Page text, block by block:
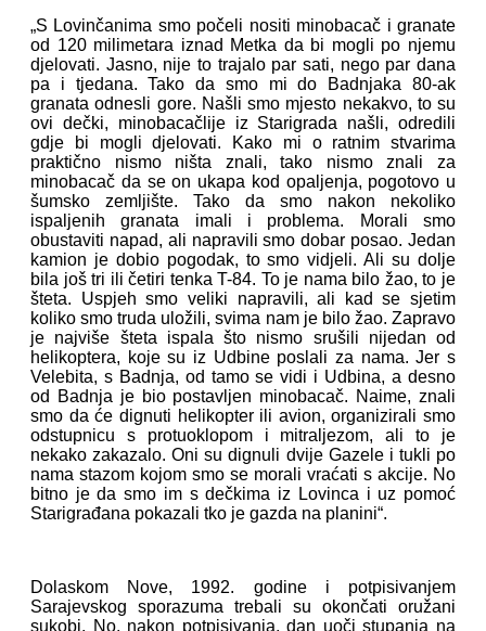
„S Lovinčanima smo počeli nositi minobacač i granate
od 120 milimetara iznad Metka da bi mogli po njemu
djelovati. Jasno, nije to trajalo par sati, nego par dana
pa i tjedana. Tako da smo mi do Badnjaka 80-ak
granata odnesli gore. Našli smo mjesto nekakvo, to su
ovi dečki, minobacačlije iz Starigrada našli, odredili
gdje bi mogli djelovati. Kako mi o ratnim stvarima
praktično nismo ništa znali, tako nismo znali za
minobacač da se on ukapa kod opaljenja, pogotovo u
šumsko zemljište. Tako da smo nakon nekoliko
ispaljenih granata imali i problema. Morali smo
obustaviti napad, ali napravili smo dobar posao. Jedan
kamion je dobio pogodak, to smo vidjeli. Ali su dolje
bila još tri ili četiri tenka T-84. To je nama bilo žao, to je
šteta. Uspjeh smo veliki napravili, ali kad se sjetim
koliko smo truda uložili, svima nam je bilo žao. Zapravo
je najviše šteta ispala što nismo srušili nijedan od
helikoptera, koje su iz Udbine poslali za nama. Jer s
Velebita, s Badnja, od tamo se vidi i Udbina, a desno
od Badnja je bio postavljen minobacač. Naime, znali
smo da će dignuti helikopter ili avion, organizirali smo
odstupnicu s protuoklopom i mitraljezom, ali to je
nekako zakazalo. Oni su dignuli dvije Gazele i tukli po
nama stazom kojom smo se morali vraćati s akcije. No
bitno je da smo im s dečkima iz Lovinca i uz pomoć
Starigrađana pokazali tko je gazda na planini“.
Dolaskom Nove, 1992. godine i potpisivanjem
Sarajevskog sporazuma trebali su okončati oružani
sukobi. No, nakon potpisivanja, dan uoči stupanja na